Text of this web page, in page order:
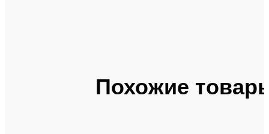
Похожие